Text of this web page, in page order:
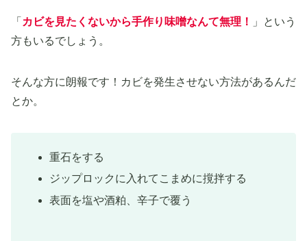
「 カビを見たくないから手作り味噌なんて無理！
」という
方もいるでしょう。
そんな方に朗報です！カビを発生させない方法があるんだ
とか。
重石をする
ジップロックに入れてこまめに撹拌する
表面を塩や酒粕、辛子で覆う